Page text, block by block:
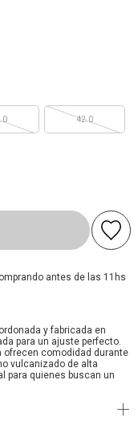
42.0
antes de las 11hs
y fabricada en
para un ajuste perfecto.
ofrecen comodidad durante
vulcanizado de alta
para quienes buscan un